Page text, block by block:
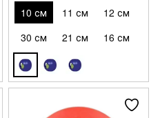
10 см 11 см
12 см
30 см
21 см 16 см